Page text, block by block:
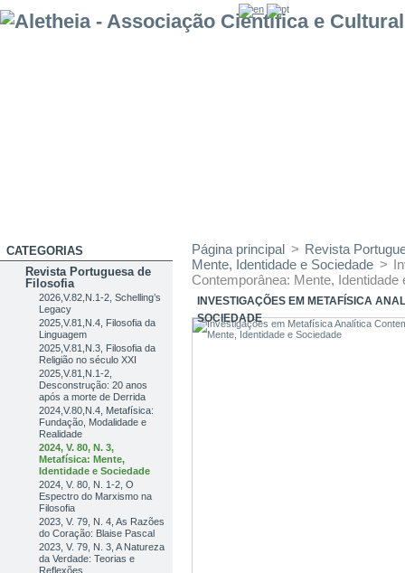
CATEGORIAS
Revista Portuguesa de
Filosofia
2026,V.82,N.1-2, Schelling’s
Legacy
2025,V.81,N.4, Filosofia da
Linguagem
2025,V.81,N.3, Filosofia da
Religião no século XXI
2025,V.81,N.1-2,
Desconstrução: 20 anos
após a morte de Derrida
2024,V.80,N.4, Metafísica:
Fundação, Modalidade e
Realidade
2024, V. 80, N. 3,
Metafísica: Mente,
Identidade e Sociedade
2024, V. 80, N. 1-2, O
Espectro do Marxismo na
Filosofia
2023, V. 79, N. 4, As Razões
do Coração: Blaise Pascal
2023, V. 79, N. 3, A Natureza
da Verdade: Teorias e
Reflexões
Página principal > Revista
Mente, Identidade e Sociedade >
Contemporânea: Mente, Identidade
INVESTIGAÇÕES EM METAFÍSICA
SOCIEDADE